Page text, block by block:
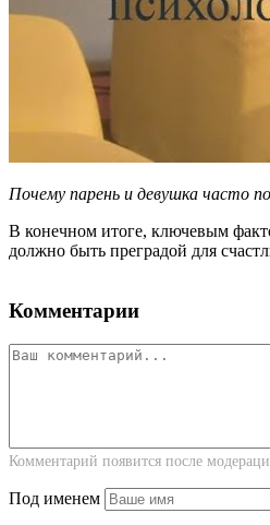
Почему парень и девушка часто
В конечном итоге, ключевым
должно быть преградой для
Комментарии
Комментарий появится после
Под именем